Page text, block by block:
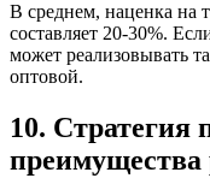
В среднем, наценка на
составляет 20-30%.
может реализовывать
оптовой.
10. Стратегия
преимущества